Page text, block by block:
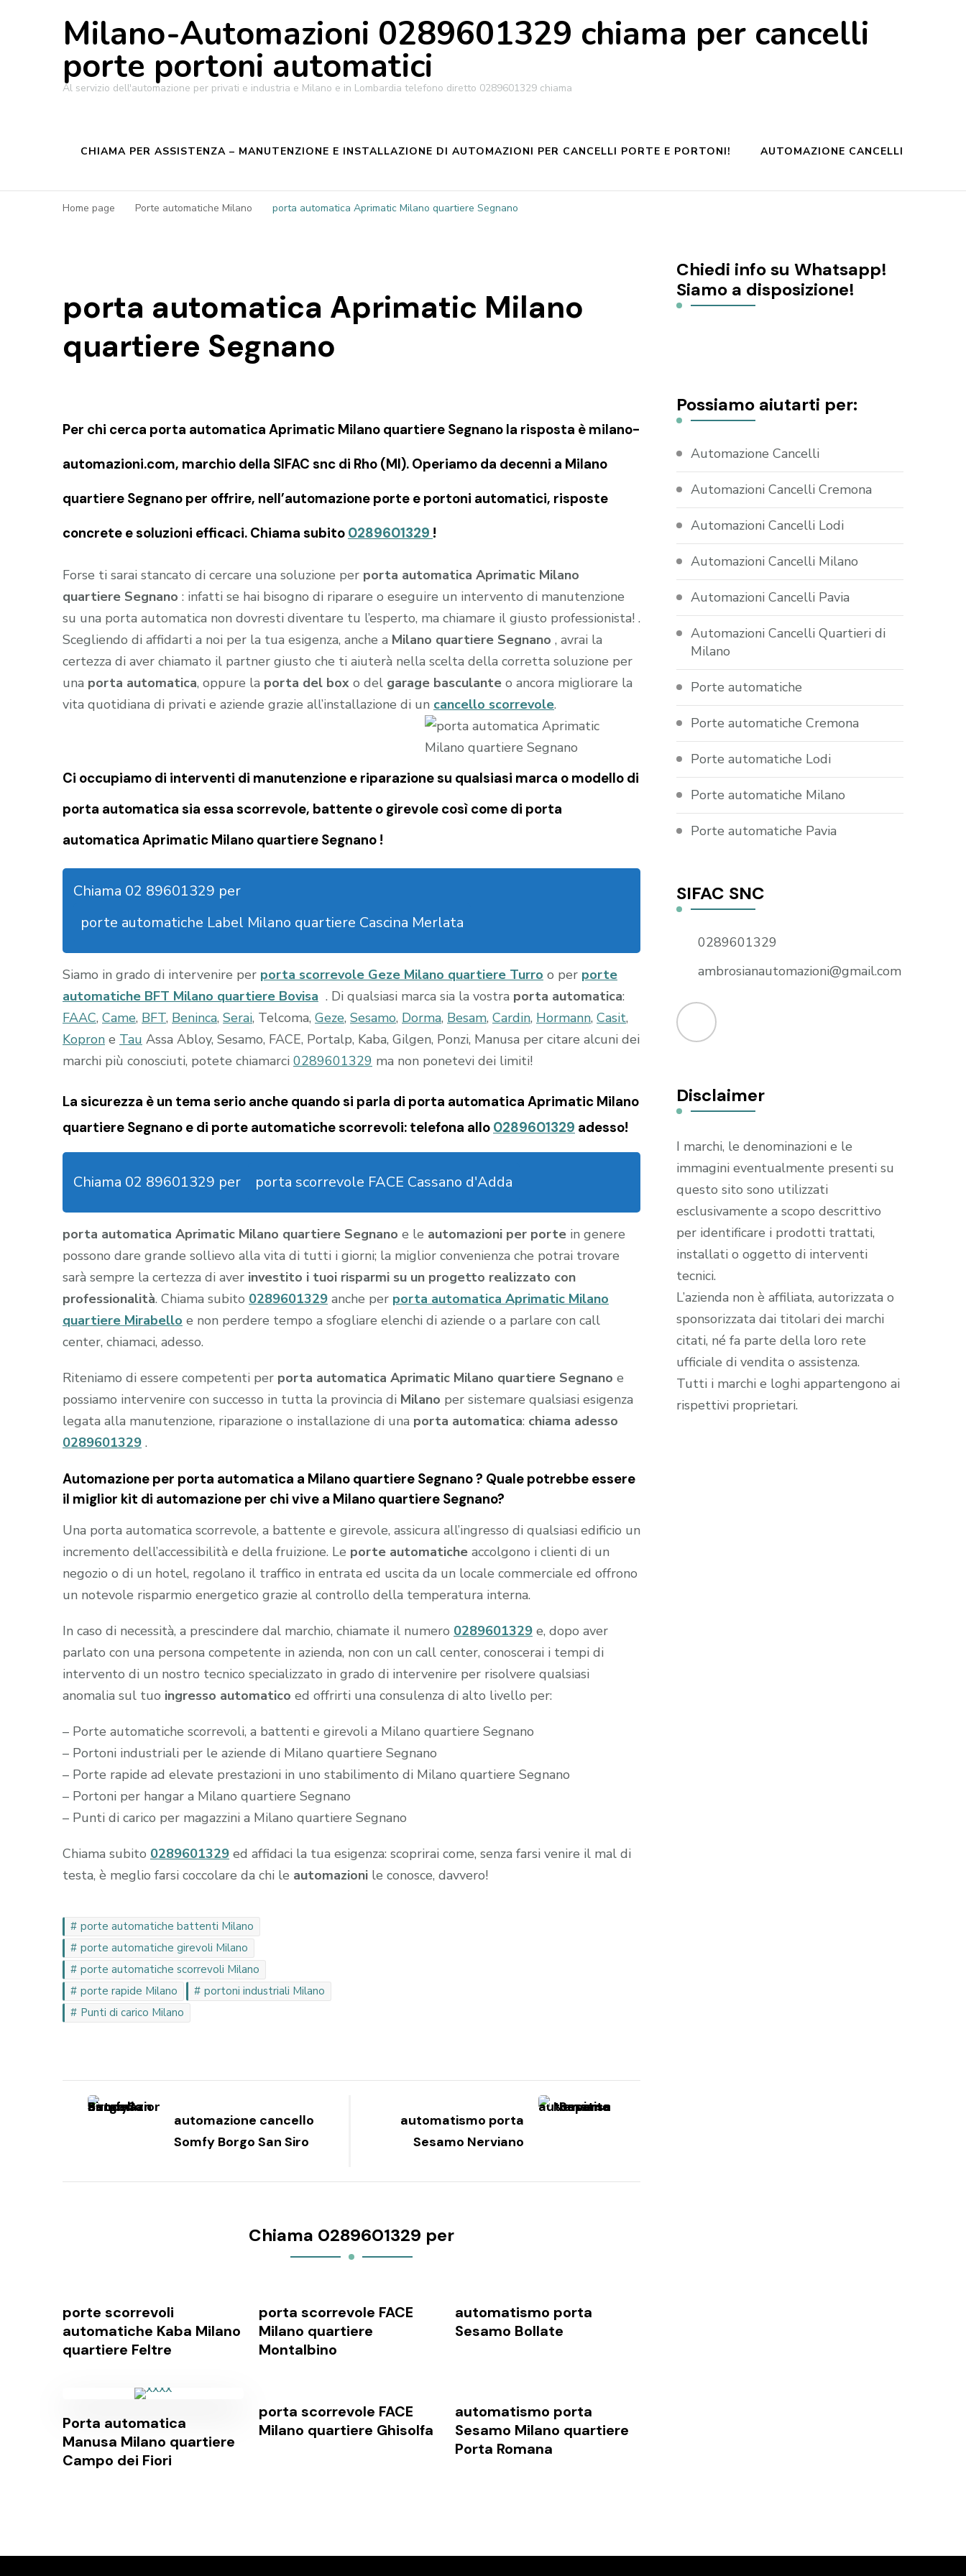
Milano-Automazioni 0289601329 chiama per cancelli
porte portoni automatici
Al servizio dell'automazione per privati e industria e Milano e in Lombardia telefono diretto 0289601329 chiama
CHIAMA PER ASSISTENZA – MANUTENZIONE E INSTALLAZIONE DI AUTOMAZIONI PER CANCELLI PORTE E PORTONI! AUTOMAZIONE CANCELLI
Home page Porte automatiche Milano porta automatica Aprimatic Milano quartiere Segnano
porta automatica Aprimatic Milano
quartiere Segnano
Per chi cerca porta automatica Aprimatic Milano quartiere Segnano la risposta è milano-
automazioni.com, marchio della SIFAC snc di Rho (MI). Operiamo da decenni a Milano
quartiere Segnano per offrire, nell’automazione porte e portoni automatici, risposte
concrete e soluzioni efficaci. Chiama subito 0289601329 !
Forse ti sarai stancato di cercare una soluzione per porta automatica Aprimatic Milano
quartiere Segnano : infatti se hai bisogno di riparare o eseguire un intervento di manutenzione
su una porta automatica non dovresti diventare tu l’esperto, ma chiamare il giusto professionista! .
Scegliendo di affidarti a noi per la tua esigenza, anche a Milano quartiere Segnano , avrai la
certezza di aver chiamato il partner giusto che ti aiuterà nella scelta della corretta soluzione per
una porta automatica, oppure la porta del box o del garage basculante o ancora migliorare la
vita quotidiana di privati e aziende grazie all’installazione di un cancello scorrevole.
Ci occupiamo di interventi di manutenzione e riparazione su qualsiasi marca o modello di
porta automatica sia essa scorrevole, battente o girevole così come di porta
automatica Aprimatic Milano quartiere Segnano !
Chiama 02 89601329 per
porte automatiche Label Milano quartiere Cascina Merlata
Siamo in grado di intervenire per porta scorrevole Geze Milano quartiere Turro o per porte
automatiche BFT Milano quartiere Bovisa . Di qualsiasi marca sia la vostra porta automatica:
FAAC, Came, BFT, Beninca, Serai, Telcoma, Geze, Sesamo, Dorma, Besam, Cardin, Hormann, Casit,
Kopron e Tau Assa Abloy, Sesamo, FACE, Portalp, Kaba, Gilgen, Ponzi, Manusa per citare alcuni dei
marchi più conosciuti, potete chiamarci 0289601329 ma non ponetevi dei limiti!
La sicurezza è un tema serio anche quando si parla di porta automatica Aprimatic Milano
quartiere Segnano e di porte automatiche scorrevoli: telefona allo 0289601329 adesso!
Chiama 02 89601329 per porta scorrevole FACE Cassano d'Adda
porta automatica Aprimatic Milano quartiere Segnano e le automazioni per porte in genere
possono dare grande sollievo alla vita di tutti i giorni; la miglior convenienza che potrai trovare
sarà sempre la certezza di aver investito i tuoi risparmi su un progetto realizzato con
professionalità. Chiama subito 0289601329 anche per porta automatica Aprimatic Milano
quartiere Mirabello e non perdere tempo a sfogliare elenchi di aziende o a parlare con call
center, chiamaci, adesso.
Riteniamo di essere competenti per porta automatica Aprimatic Milano quartiere Segnano e
possiamo intervenire con successo in tutta la provincia di Milano per sistemare qualsiasi esigenza
legata alla manutenzione, riparazione o installazione di una porta automatica: chiama adesso
0289601329 .
Automazione per porta automatica a Milano quartiere Segnano ? Quale potrebbe essere
il miglior kit di automazione per chi vive a Milano quartiere Segnano?
Una porta automatica scorrevole, a battente e girevole, assicura all’ingresso di qualsiasi edificio un
incremento dell’accessibilità e della fruizione. Le porte automatiche accolgono i clienti di un
negozio o di un hotel, regolano il traffico in entrata ed uscita da un locale commerciale ed offrono
un notevole risparmio energetico grazie al controllo della temperatura interna.
In caso di necessità, a prescindere dal marchio, chiamate il numero 0289601329 e, dopo aver
parlato con una persona competente in azienda, non con un call center, conoscerai i tempi di
intervento di un nostro tecnico specializzato in grado di intervenire per risolvere qualsiasi
anomalia sul tuo ingresso automatico ed offrirti una consulenza di alto livello per:
– Porte automatiche scorrevoli, a battenti e girevoli a Milano quartiere Segnano
– Portoni industriali per le aziende di Milano quartiere Segnano
– Porte rapide ad elevate prestazioni in uno stabilimento di Milano quartiere Segnano
– Portoni per hangar a Milano quartiere Segnano
– Punti di carico per magazzini a Milano quartiere Segnano
Chiama subito 0289601329 ed affidaci la tua esigenza: scoprirai come, senza farsi venire il mal di
testa, è meglio farsi coccolare da chi le automazioni le conosce, davvero!
porte automatiche battenti Milano
porte automatiche girevoli Milano
porte automatiche scorrevoli Milano
porte rapide Milano
portoni industriali Milano
Punti di carico Milano
Navigazione
automazione cancello
Somfy Borgo San Siro
automatismo porta
Sesamo Nerviano
Chiama 0289601329 per
porte scorrevoli
automatiche Kaba Milano
quartiere Feltre
porta scorrevole FACE
Milano quartiere
Montalbino
automatismo porta
Sesamo Bollate
Porta automatica
Manusa Milano quartiere
Campo dei Fiori
porta scorrevole FACE
Milano quartiere Ghisolfa
automatismo porta
Sesamo Milano quartiere
Porta Romana
Chiedi info su Whatsapp!
Siamo a disposizione!
Possiamo aiutarti per:
Automazione Cancelli
Automazioni Cancelli Cremona
Automazioni Cancelli Lodi
Automazioni Cancelli Milano
Automazioni Cancelli Pavia
Automazioni Cancelli Quartieri di
Milano
Porte automatiche
Porte automatiche Cremona
Porte automatiche Lodi
Porte automatiche Milano
Porte automatiche Pavia
SIFAC SNC
0289601329
ambrosianautomazioni@gmail.com
Disclaimer
I marchi, le denominazioni e le
immagini eventualmente presenti su
questo sito sono utilizzati
esclusivamente a scopo descrittivo
per identificare i prodotti trattati,
installati o oggetto di interventi
tecnici.
L’azienda non è affiliata, autorizzata o
sponsorizzata dai titolari dei marchi
citati, né fa parte della loro rete
ufficiale di vendita o assistenza.
Tutti i marchi e loghi appartengono ai
rispettivi proprietari.